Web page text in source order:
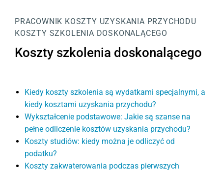
PRACOWNIK KOSZTY UZYSKANIA PRZYCHODU
KOSZTY SZKOLENIA DOSKONALĄCEGO
Koszty szkolenia doskonalącego
Kiedy koszty szkolenia są wydatkami specjalnymi, a
kiedy kosztami uzyskania przychodu?
Wykształcenie podstawowe: Jakie są szanse na
pełne odliczenie kosztów uzyskania przychodu?
Koszty studiów: kiedy można je odliczyć od
podatku?
Koszty zakwaterowania podczas pierwszych